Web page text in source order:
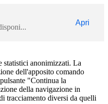
Apri
statistici anonimizzati. La
dell'apposito comando
"Continua la
della navigazione in
tracciamento diversi da quelli